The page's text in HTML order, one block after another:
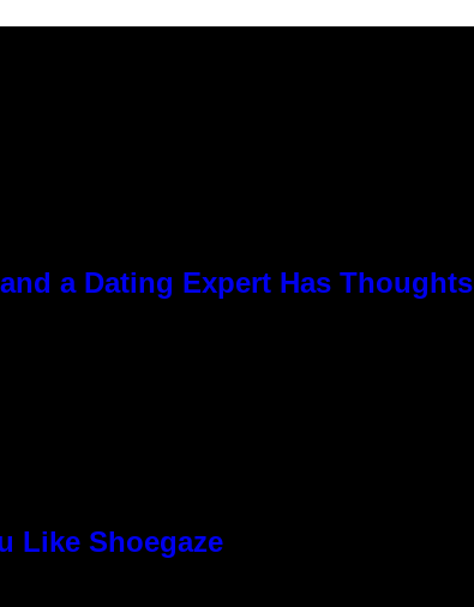
a Dating Expert Has Thoughts
Like Shoegaze